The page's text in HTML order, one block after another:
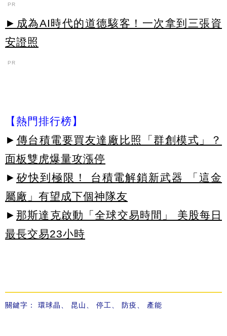
PR
►成為AI時代的道德駭客！一次拿到三張資
安證照
PR
【熱門排行榜】
► 傳台積電要買友達廠比照「群創模式」？
面板雙虎爆量攻漲停
► 矽快到極限！ 台積電解鎖新武器 「這金
屬廠」有望成下個神隊友
► 那斯達克啟動「全球交易時間」 美股每日
最長交易23小時
關鍵字： 環球晶、 昆山、 停工、 防疫、 產能